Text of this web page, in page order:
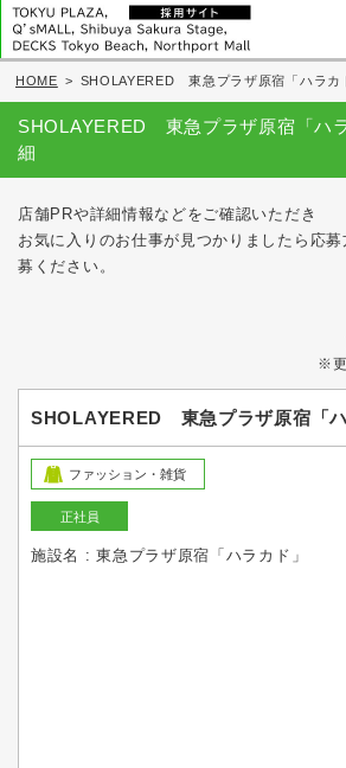
HOME > SHOLAYERED 東急プラザ原宿「ハラカ
SHOLAYERED 東急プラザ原宿「ハ
細
店舗PRや詳細情報などをご確認いただき
お気に入りのお仕事が見つかりましたら応
募ください。
※更
SHOLAYERED 東急プラザ原宿「
ファッション・雑貨
正社員
施設名 : 東急プラザ原宿「ハラカド」